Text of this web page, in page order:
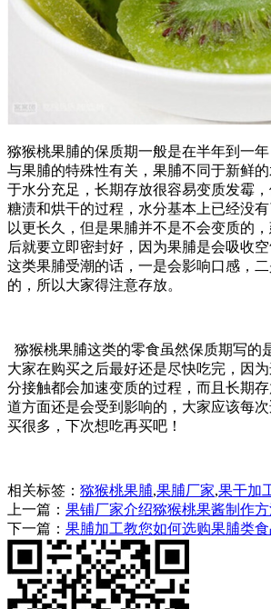
猕猴桃果脯的保质期一般是在半年到一
与果脯的特殊性有关，果脯不同于新鲜
于水分充足，长期存放很容易变质发霉
糖渍和烘干的过程，水分基本上已经没
以更长久，但是果脯并不是不会变质的
后就要立即密封好，因为果脯是会吸收
这类果脯受潮的话，一是会影响口感，
的，所以大家得注意存放。
猕猴桃果脯这类的零食虽然保质期写的
大家在购买之后最好还是尽快吃完，因
分接触都会加速变质的过程，而且长期
道方面还是会受到影响的，大家应该每
买很多，下次想吃再买吧！
相关标签： 猕猴桃果脯,果脯厂家,果干加
上一篇： 果铺厂家介绍猕猴桃果酱制作
下一篇： 果脯加工教您如何选购果脯类食